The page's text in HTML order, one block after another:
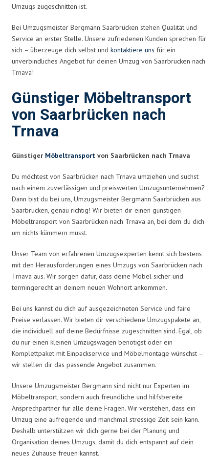
Umzugs zugeschnitten ist.
Bei Umzugsmeister Bergmann Saarbrücken stehen Qualität und
Service an erster Stelle. Unsere zufriedenen Kunden sprechen für
sich – überzeuge dich selbst und kontaktiere uns für ein
unverbindliches Angebot für deinen Umzug von Saarbrücken nach
Trnava!
Günstiger Möbeltransport
von Saarbrücken nach
Trnava
Günstiger Möbeltransport von Saarbrücken nach Trnava
Du möchtest von Saarbrücken nach Trnava umziehen und suchst
nach einem zuverlässigen und preiswerten Umzugsunternehmen?
Dann bist du bei uns, Umzugsmeister Bergmann Saarbrücken aus
Saarbrücken, genau richtig! Wir bieten dir einen günstigen
Möbeltransport von Saarbrücken nach Trnava an, bei dem du dich
um nichts kümmern musst.
Unser Team von erfahrenen Umzugsexperten kennt sich bestens
mit den Herausforderungen eines Umzugs von Saarbrücken nach
Trnava aus. Wir sorgen dafür, dass deine Möbel sicher und
termingerecht an deinem neuen Wohnort ankommen.
Bei uns kannst du dich auf ausgezeichneten Service und faire
Preise verlassen. Wir bieten dir verschiedene Umzugspakete an,
die individuell auf deine Bedürfnisse zugeschnitten sind. Egal, ob
du nur einen kleinen Umzugswagen benötigst oder ein
Komplettpaket mit Einpackservice und Möbelmontage wünschst –
wir stellen dir das passende Angebot zusammen.
Unsere Umzugsmeister Bergmann sind nicht nur Experten im
Möbeltransport, sondern auch freundliche und hilfsbereite
Ansprechpartner für alle deine Fragen. Wir verstehen, dass ein
Umzug eine aufregende und manchmal stressige Zeit sein kann.
Deshalb unterstützen wir dich gerne bei der Planung und
Organisation deines Umzugs, damit du dich entspannt auf dein
neues Zuhause freuen kannst.